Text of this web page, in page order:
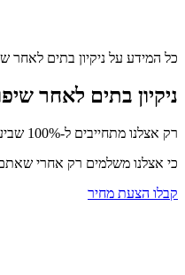
כל המידע על ניקיון בתים לאחר
ניקיון בתים לאחר
רק אצלנו מתחייבים ל-100% שביעות רצון
כי אצלנו משלמים רק אחרי
קבלו הצעת מחיר